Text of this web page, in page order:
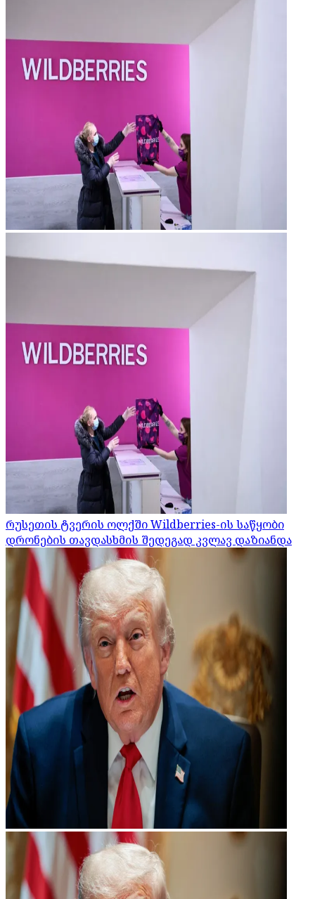
რუსეთის ტვერის ოლქში Wildberries-ის საწყობი
დრონების თავდასხმის შედეგად კვლავ დაზიანდა